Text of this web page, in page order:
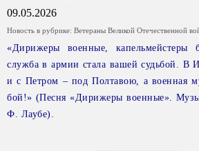
09.05.2026
Новость в рубрике: Ветераны Великой Отечественной
«Дирижеры военные, капельмейстеры
служба в армии стала вашей судьбой. В
и с Петром – под Полтавою, а военная
бой!» (Песня «Дирижеры военные».
Ф. Лаубе).